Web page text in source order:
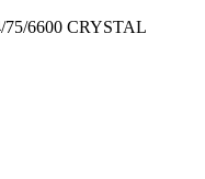
6600 CRYSTAL